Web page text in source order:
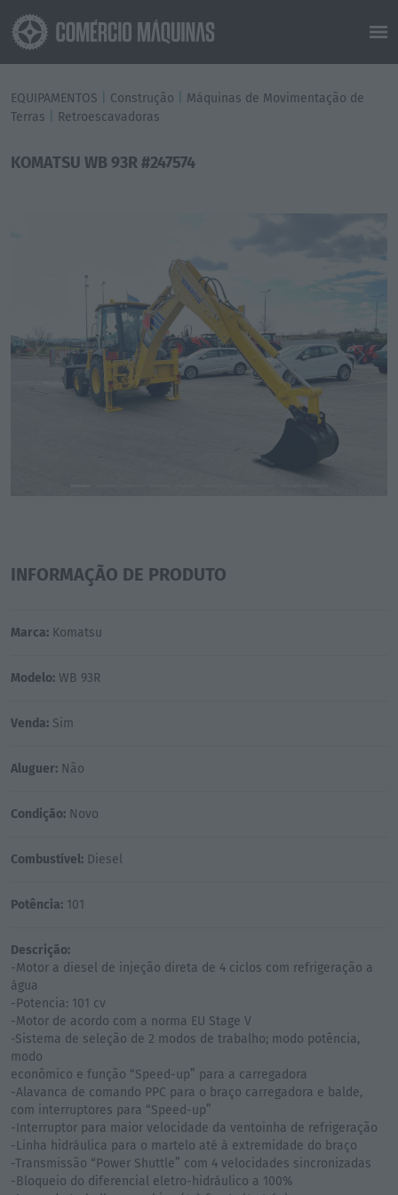
EQUIPAMENTOS Construção
Máquinas de Movimentação de
Terras
Retroescavadoras
KOMATSU WB 93R #247574
Previous Next
INFORMAÇÃO DE PRODUTO
Marca: Komatsu
Modelo: WB 93R
Venda: Sim
Aluguer: Não
Condição: Novo
Combustível: Diesel
Potência: 101
Descrição:
-Motor a diesel de injeção direta de 4 ciclos com refrigeração a
água
-Potencia: 101 cv
-Motor de acordo com a norma EU Stage V
-Sistema de seleção de 2 modos de trabalho; modo potência,
modo
econômico e função “Speed-up” para a carregadora
-Alavanca de comando PPC para o braço carregadora e balde,
com interruptores para “Speed-up”
-Interruptor para maior velocidade da ventoinha de refrigeração
-Linha hidráulica para o martelo até à extremidade do braço
-Transmissão “Power Shuttle” com 4 velocidades sincronizadas
-Bloqueio do diferencial eletro-hidráulico a 100%